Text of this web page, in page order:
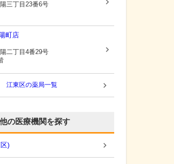
三丁目23番6号
町店
二丁目4番29号
江東区の薬局一覧
の医療機関を探す
)